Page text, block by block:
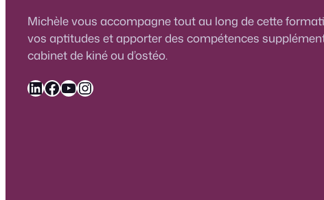
Michèle vous accompagne tout au long de cette
vos aptitudes et apporter des compétences
cabinet de kiné ou d’ostéo.
LinkedIn Facebook YouTube Instagram